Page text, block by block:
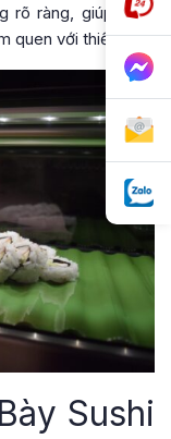
rõ ràng, giúp nhân
quen với thiết bị.
Sushi